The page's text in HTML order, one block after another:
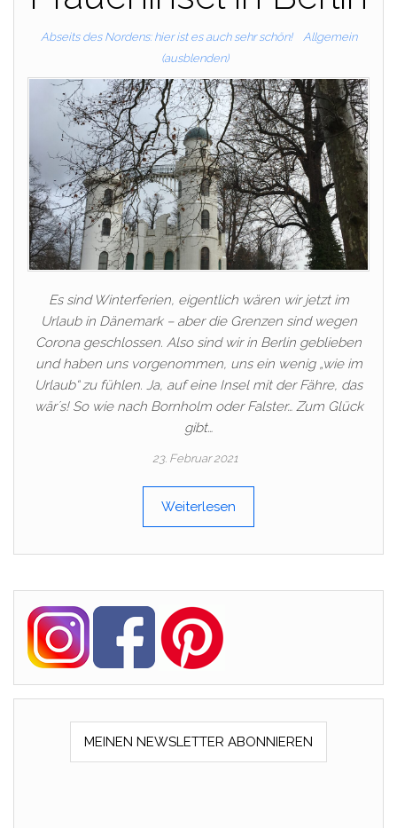
Abseits des Nordens: hier ist es auch sehr schön!
Allgemein
(ausblenden)
Es sind Winterferien, eigentlich wären wir jetzt im
Urlaub in Dänemark – aber die Grenzen sind wegen
Corona geschlossen. Also sind wir in Berlin geblieben
und haben uns vorgenommen, uns ein wenig „wie im
Urlaub“ zu fühlen. Ja, auf eine Insel mit der Fähre, das
wär´s! So wie nach Bornholm oder Falster… Zum Glück
gibt…
23. Februar 2021
Weiterlesen
MEINEN NEWSLETTER ABONNIEREN